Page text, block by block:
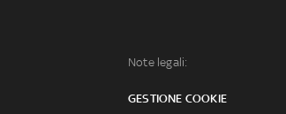
Note legali:
GESTIONE COOKIE